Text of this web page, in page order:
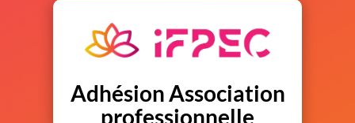
Adhésion Association
professionnelle